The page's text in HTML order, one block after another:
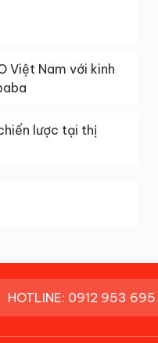
Việt Nam với kinh
lược tại thị
HOTLINE: 0912 953 695